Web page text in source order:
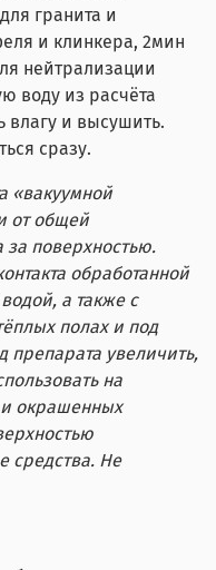
гранита и
и клинкера, 2мин
нейтрализации
воду из расчёта
влагу и высушить.
сразу.
«вакуумной
от общей
за поверхностью.
обработанной
а также с
полах и под
увеличить,
на
и окрашенных
средства. Не